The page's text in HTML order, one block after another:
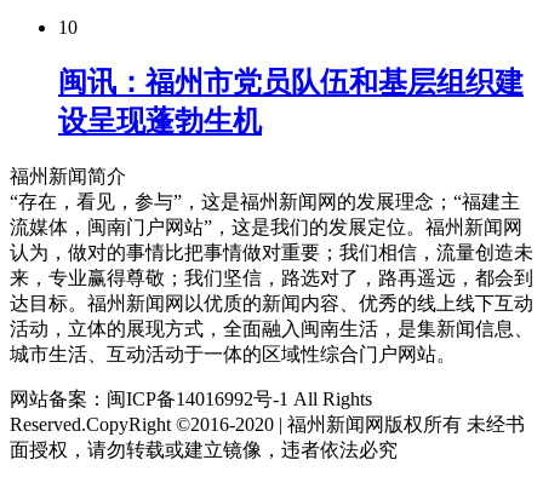
10
闽讯：福州市党员队伍和基层组织建
设呈现蓬勃生机
福州新闻简介
“存在，看见，参与”，这是福州新闻网的发展理念；“福建主
流媒体，闽南门户网站”，这是我们的发展定位。福州新闻网
认为，做对的事情比把事情做对重要；我们相信，流量创造未
来，专业赢得尊敬；我们坚信，路选对了，路再遥远，都会到
达目标。福州新闻网以优质的新闻内容、优秀的线上线下互动
活动，立体的展现方式，全面融入闽南生活，是集新闻信息、
城市生活、互动活动于一体的区域性综合门户网站。
网站备案：闽ICP备14016992号-1 All Rights
Reserved.CopyRight ©2016-2020 | 福州新闻网版权所有 未经书
面授权，请勿转载或建立镜像，违者依法必究